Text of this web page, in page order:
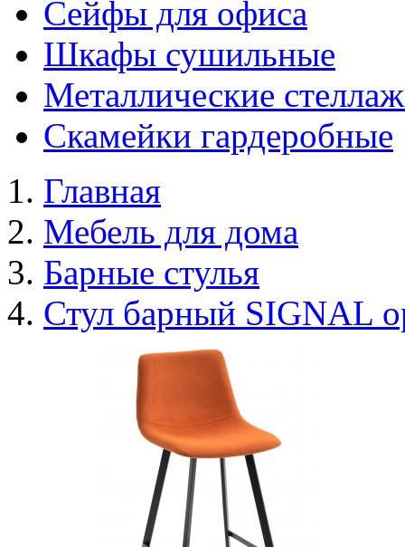
Сейфы для офиса
Шкафы сушильные
Металлические
Скамейки гардеробные
Главная
Мебель для дома
Барные стулья
Стул барный SIGNAL